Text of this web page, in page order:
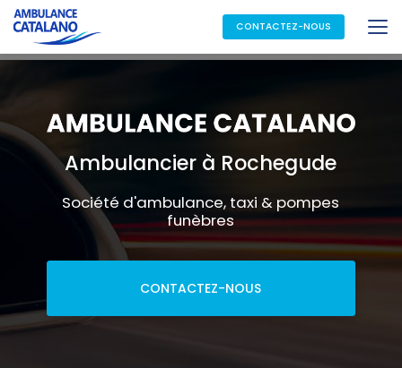
Aller
au
contenu
principal
CONTACTEZ-NOUS
Ambulancier à Rochegude
Société d'ambulance, taxi & pompes
funèbres
CONTACTEZ-NOUS